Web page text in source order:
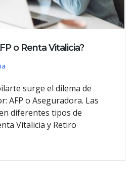
o Renta Vitalicia?
surge el dilema de
AFP o Aseguradora. Las
diferentes tipos de
Vitalicia y Retiro